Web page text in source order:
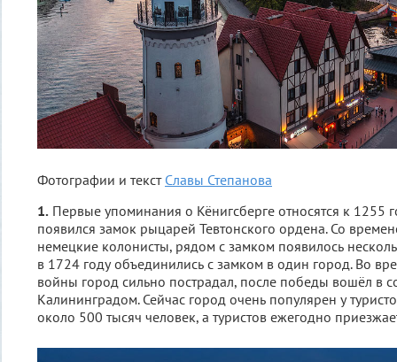
Фотографии и текст Славы Степанова
1. Первые упоминания о Кёнигсберге относятся к 1255
появился замок рыцарей Тевтонского ордена. Со
немецкие колонисты, рядом с замком появилось
в 1724 году объединились с замком в один город. Во
войны город сильно пострадал, после победы вошёл в
Калининградом. Сейчас город очень популярен у
около 500 тысяч человек, а туристов ежегодно